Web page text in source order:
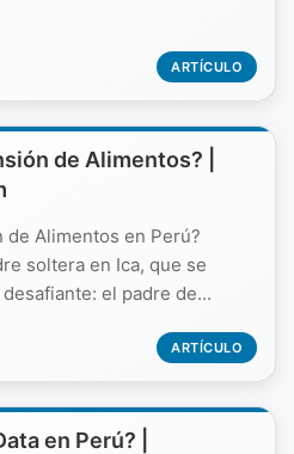
ARTÍCULO
de Alimentos? |
de Alimentos en Perú?
soltera en Ica, que se
el padre de...
ARTÍCULO
en Perú? |